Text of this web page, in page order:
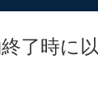
了時に